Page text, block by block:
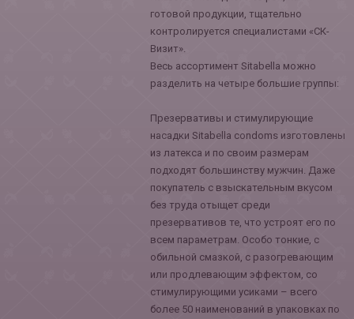
готовой продукции, тщательно
контролируется специалистами «СК-
Визит».
Весь ассортимент Sitabella можно
разделить на четыре большие группы:
Презервативы и стимулирующие
насадки Sitabella condoms изготовлены
из латекса и по своим размерам
подходят большинству мужчин. Даже
покупатель с взыскательным вкусом
без труда отыщет среди
презервативов те, что устроят его по
всем параметрам. Особо тонкие, с
обильной смазкой, с разогревающим
или продлевающим эффектом, со
стимулирующими усиками – всего
более 50 наименований в упаковках по